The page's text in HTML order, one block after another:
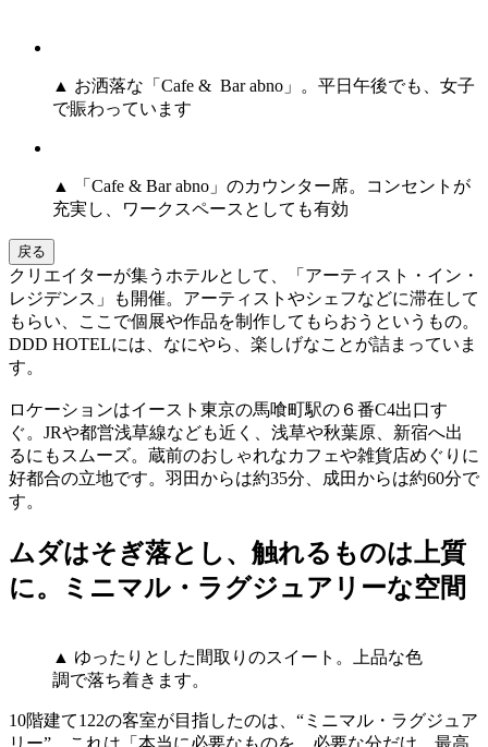
▲ お洒落な「Cafe & Bar abno」。平日午後でも、女子
で賑わっています
▲ 「Cafe & Bar abno」のカウンター席。コンセントが
充実し、ワークスペースとしても有効
戻る
クリエイターが集うホテルとして、「アーティスト・イン・
レジデンス」も開催。アーティストやシェフなどに滞在して
もらい、ここで個展や作品を制作してもらおうというもの。
DDD HOTELには、なにやら、楽しげなことが詰まっていま
す。
ロケーションはイースト東京の馬喰町駅の６番C4出口す
ぐ。JRや都営浅草線なども近く、浅草や秋葉原、新宿へ出
るにもスムーズ。蔵前のおしゃれなカフェや雑貨店めぐりに
好都合の立地です。羽田からは約35分、成田からは約60分で
す。
ムダはそぎ落とし、触れるものは上質
に。ミニマル・ラグジュアリーな空間
▲ ゆったりとした間取りのスイート。上品な色
調で落ち着きます。
10階建て122の客室が目指したのは、“ミニマル・ラグジュア
リー”。これは「本当に必要なものを、必要な分だけ。最高